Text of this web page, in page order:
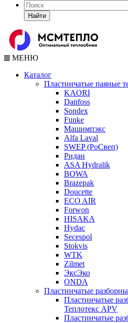
Найти
МЕНЮ
Каталог
Пластинчатые паяные
KAORI
Danfoss
Sondex
Funke
Машимпэкс
Alfa Laval
SWEP (РоСвеп)
Ридан
ASA Hydralik
BOWA
Brazepak
Doucette
ECO AIR
Forwon
HISAKA
Hydac
Secespol
Stokvis
WTK
Zilmet
ЭксЭко
ONDA
Пластинчатые
Пластинчатые
Теплотекс APV
Пластинчатые